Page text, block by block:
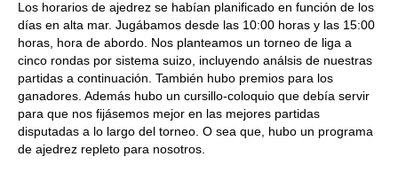
Los horarios de ajedrez se habían planificado en función de los
días en alta mar. Jugábamos desde las 10:00 horas y las 15:00
horas, hora de abordo. Nos planteamos un torneo de liga a
cinco rondas por sistema suizo, incluyendo análsis de nuestras
partidas a continuación. También hubo premios para los
ganadores. Además hubo un cursillo-coloquio que debía servir
para que nos fijásemos mejor en las mejores partidas
disputadas a lo largo del torneo. O sea que, hubo un programa
de ajedrez repleto para nosotros.